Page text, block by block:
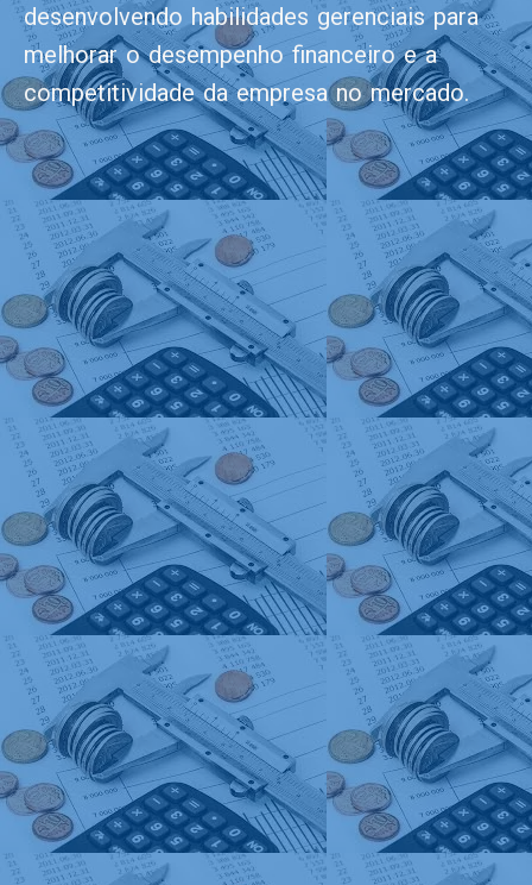
desenvolvendo habilidades gerenciais para
melhorar o desempenho financeiro e a
competitividade da empresa no mercado.